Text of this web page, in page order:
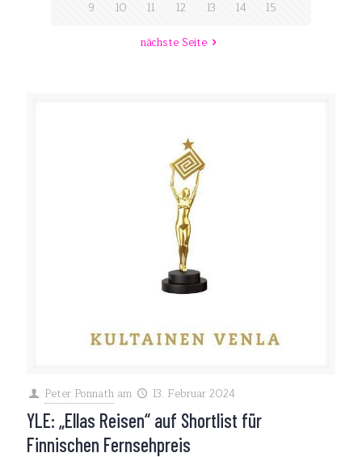
9 10 11 12 13 14
15
nächste Seite
Peter Ponnath am 13. Februar 2024
YLE: „Ellas Reisen“ auf Shortlist für
Finnischen Fernsehpreis